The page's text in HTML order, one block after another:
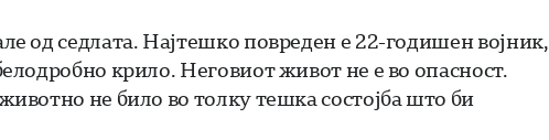
од седлата. Најтешко повреден е 22-годишен војник,
крило. Неговиот живот не е во опасност.
не било во толку тешка состојба што би